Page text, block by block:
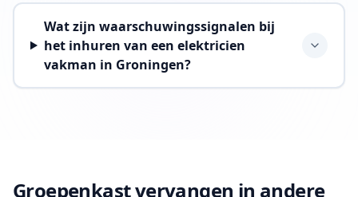
Wat zijn waarschuwingssignalen bij
het inhuren van een elektricien
vakman in Groningen?
Groepenkast vervangen in andere